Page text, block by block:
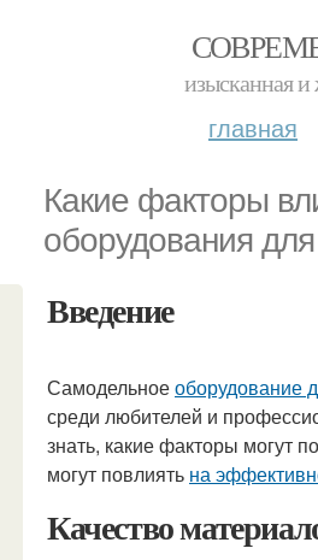
изысканная и
главная
Какие факторы
оборудования
Введение
Самодельноеоборудование
среди любителей и
знать, какие факторы могут
могут повлиять на
Качество